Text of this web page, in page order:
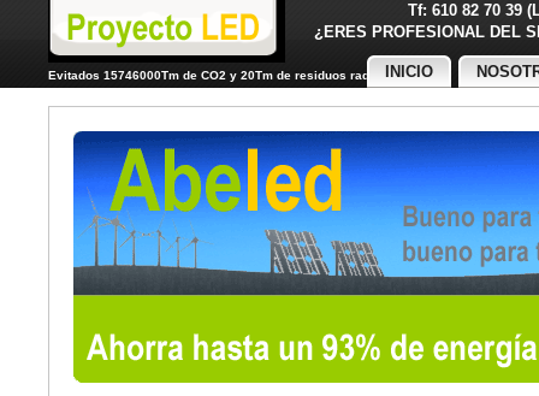
Tf: 610 82 70 39
¿ERES PROFESIONAL
Evitados 15746000Tm de CO2 y 20Tm de residuos radiactivos
INICIO